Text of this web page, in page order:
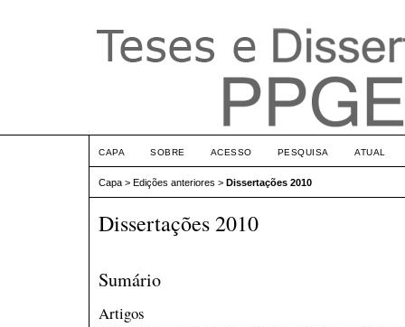
CAPA SOBRE ACESSO PESQUISA ATUAL
Capa > Edições anteriores > Dissertações 2010
Dissertações 2010
Sumário
Artigos